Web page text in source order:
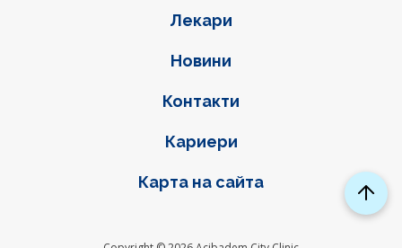
Лекари
Новини
Контакти
Кариери
Карта на сайта